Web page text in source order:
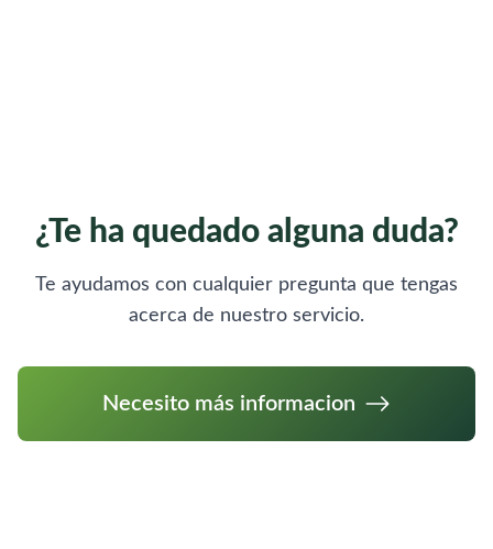
¿Te ha quedado alguna duda?
Te ayudamos con cualquier pregunta que tengas
acerca de nuestro servicio.
Necesito más informacion